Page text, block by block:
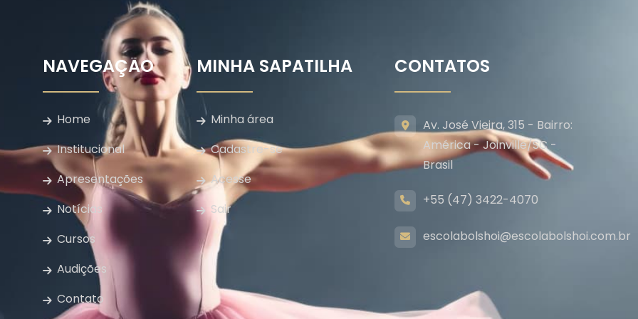
NAVEGAÇÃO
Home
Institucional
Apresentações
Notícias
Cursos
Audições
Contato
MINHA SAPATILHA
Minha área
Cadastre-se
Acesse
Sair
CONTATOS
Av. José Vieira, 315 - Bairro:
América - Joinville/SC -
Brasil
+55 (47) 3422-4070
escolabolshoi@escolabolshoi.com.br